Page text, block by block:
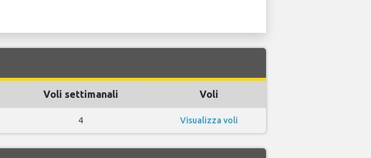
Voli settimanali Voli
4 Visualizza voli